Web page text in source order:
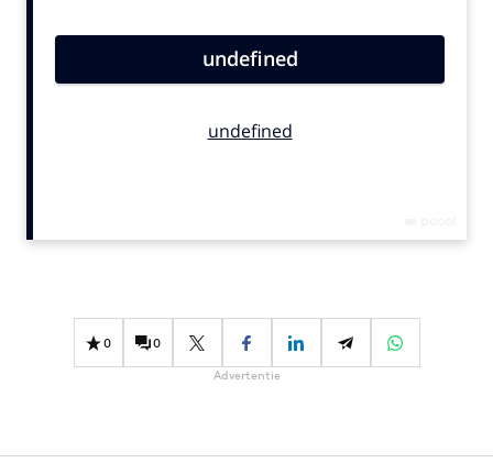
Carriere
Diversiteit
Interne communicatie
0 0
Advertentie